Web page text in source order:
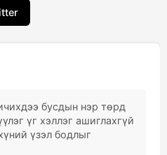
бусдын нэр төрд
үг хэллэг ашиглахгүй
үзэл бодлыг